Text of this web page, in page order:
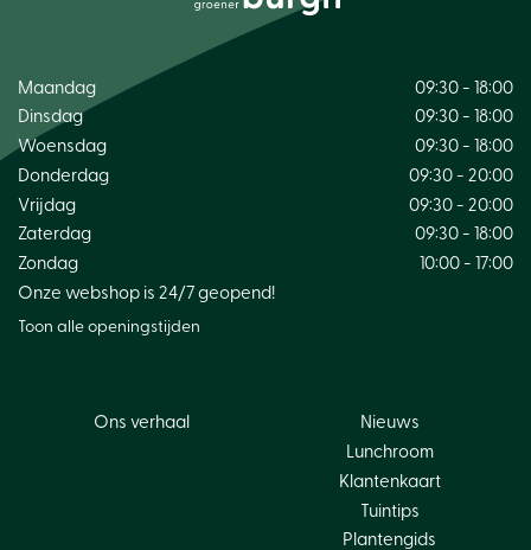
Maandag
09:30 - 18:00
Dinsdag
09:30 - 18:00
Woensdag
09:30 - 18:00
Donderdag
09:30 - 20:00
Vrijdag
09:30 - 20:00
Zaterdag
09:30 - 18:00
Zondag
10:00 - 17:00
Onze webshop is 24/7 geopend!
Toon alle openingstijden
Ons verhaal
Nieuws
Lunchroom
Klantenkaart
Tuintips
Plantengids